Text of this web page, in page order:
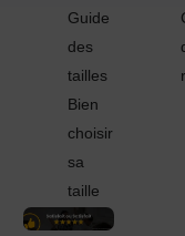
Guide
des
tailles
Bien
choisir
sa
taille